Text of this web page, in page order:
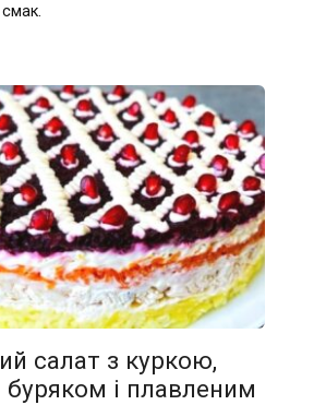
салат з куркою,
і плавленим